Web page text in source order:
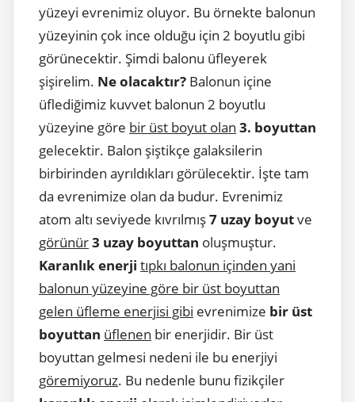
yüzeyi evrenimiz oluyor. Bu örnekte balonun
yüzeyinin çok ince olduğu için 2 boyutlu gibi
görünecektir. Şimdi balonu üfleyerek
şişirelim. Ne olacaktır? Balonun içine
üflediğimiz kuvvet balonun 2 boyutlu
yüzeyine göre bir üst boyut olan 3. boyuttan
gelecektir. Balon şiştikçe galaksilerin
birbirinden ayrıldıkları görülecektir. İşte tam
da evrenimize olan da budur. Evrenimiz
atom altı seviyede kıvrılmış7 uzay boyutve
görünür3 uzay boyuttan oluşmuştur.
Karanlık enerji tıpkı balonun içinden yani
balonun yüzeyine göre bir üst boyuttan
gelen üfleme enerjisi gibi evrenimize bir üst
boyuttan üflenen bir enerjidir. Bir üst
boyuttan gelmesi nedeni ile bu enerjiyi
göremiyoruz. Bu nedenle bunu fizikçiler